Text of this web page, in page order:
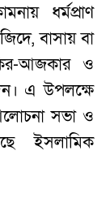
ধর্মপ্রাণ
বাসায় বা
আজকার ও
এ উপলক্ষে
সভা ও
ইসলামিক